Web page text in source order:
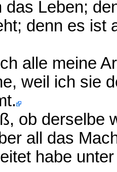
das Leben;
denn es ist
alle meine
weil ich sie
ob derselbe
all das
habe